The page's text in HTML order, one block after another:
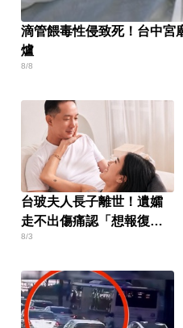
滴管餵毒性侵致死！台中宮
爐
8/8
台玻夫人長子離世！遺孀
走不出傷痛認「想報復」
心聲曝
8/3